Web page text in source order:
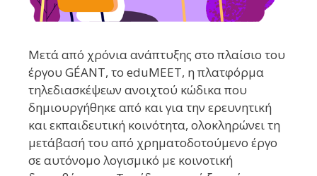
Μετά από χρόνια ανάπτυξης στο πλαίσιο του
έργου GÉANT, το eduMEET, η πλατφόρμα
τηλεδιασκέψεων ανοιχτού κώδικα που
δημιουργήθηκε από και για την ερευνητική
και εκπαιδευτική κοινότητα, ολοκληρώνει τη
μετάβασή του από χρηματοδοτούμενο έργο
σε αυτόνομο λογισμικό με κοινοτική